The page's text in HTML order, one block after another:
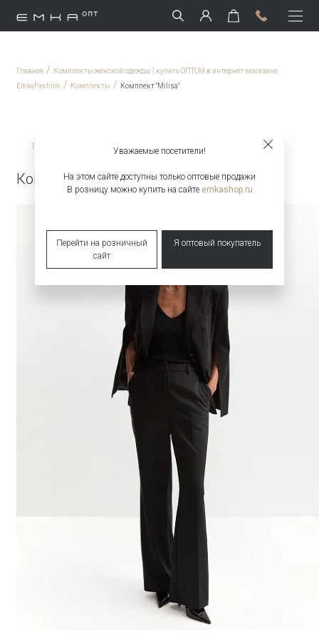
Главная / Комплекты женской одежды | купить ОПТОМ в интернет-магазине
EmkaFashion / Комплекты / Комплект "Milisa"
Главная /
Комплект "Milisa"
Уважаемые посетители!
На этом сайте доступны только оптовые продажи
В розницу можно купить на сайте emkashop.ru
Перейти на розничный
сайт
Я оптовый покупатель